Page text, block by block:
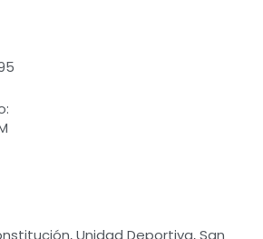
Unidad Deportiva, San